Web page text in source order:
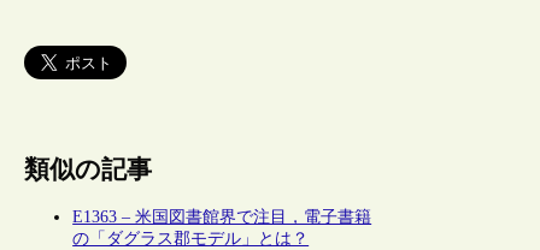
類似の記事
E1363 – 米国図書館界で注目，電子書籍
の「ダグラス郡モデル」とは？